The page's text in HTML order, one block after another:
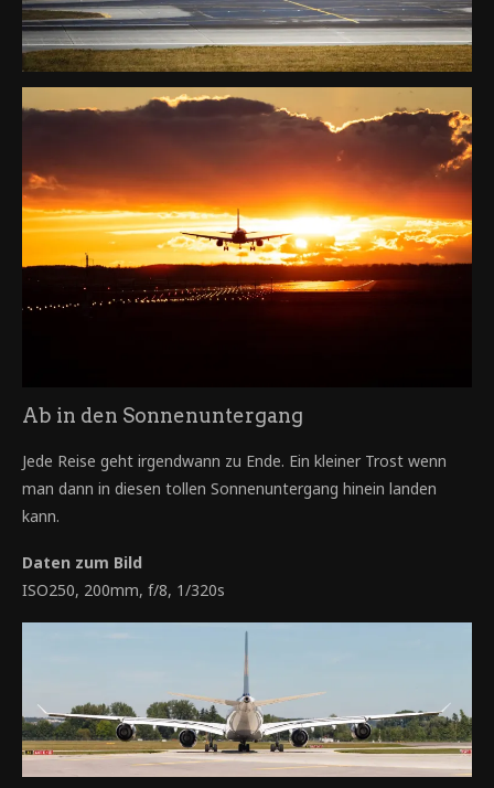
Ab in den Sonnenuntergang
Jede Reise geht irgendwann zu Ende. Ein kleiner Trost wenn
man dann in diesen tollen Sonnenuntergang hinein landen
kann.
Daten zum Bild
ISO250, 200mm, f/8, 1/320s